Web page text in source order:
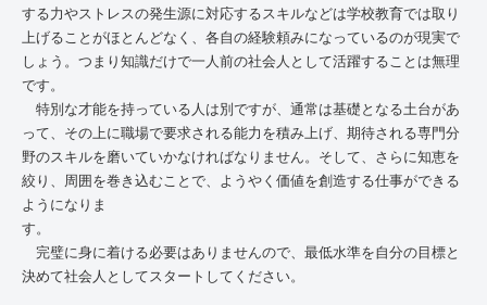
する力やストレスの発生源に対応するスキルなどは学校教育では取り
上げることがほとんどなく、各自の経験頼みになっているのが現実で
しょう。つまり知識だけで一人前の社会人として活躍することは無理
です。
特別な才能を持っている人は別ですが、通常は基礎となる土台があ
って、その上に職場で要求される能力を積み上げ、期待される専門分
野のスキルを磨いていかなければなりません。そして、さらに知恵を
絞り、周囲を巻き込むことで、ようやく価値を創造する仕事ができる
ようになりま
す
完璧に身に着ける必要はありませんので、最低水準を自分の目標と
決めて社会人としてスタートしてください。